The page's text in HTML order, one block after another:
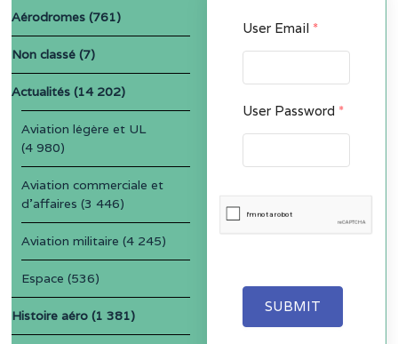
User Email *
User Password *
SUBMIT
Aérodromes (761)
Non classé (7)
Actualités (14 202)
Aviation légère et UL
(4 980)
Aviation commerciale et
d'affaires (3 446)
Aviation militaire (4 245)
Espace (536)
Histoire aéro (1 381)